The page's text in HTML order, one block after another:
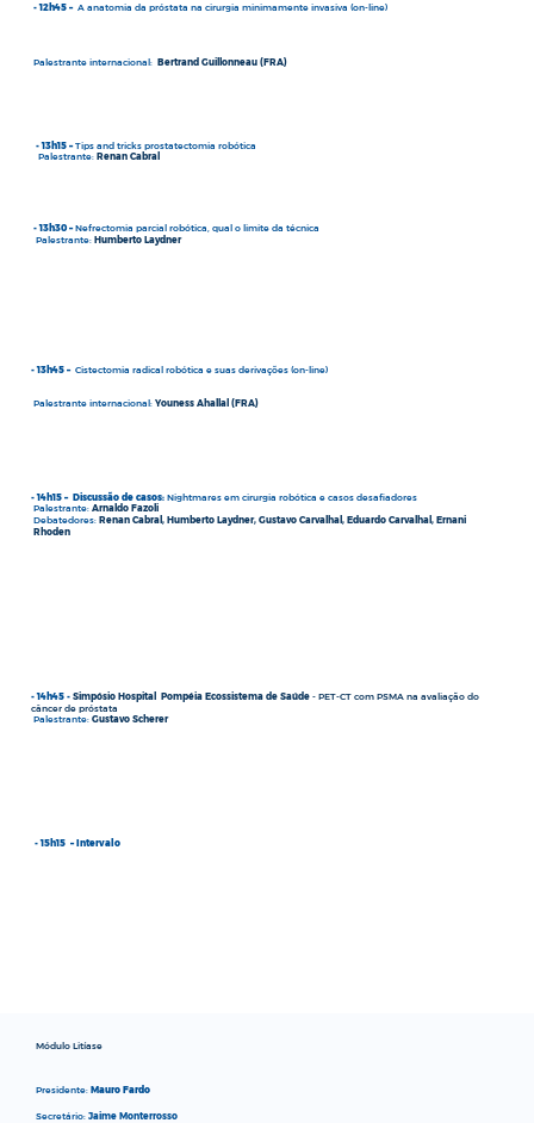
Palestrante internacional: Bertrand Guillonneau (FRA)
- 12h45 – A anatomia da próstata na cirurgia minimamente invasiva (on-line)
- 13h15 –Tips and tricks prostatectomia robótica
Palestrante: Renan Cabral
- 13h30 –Nefrectomia parcial robótica, qual o limite da técnica
Palestrante: Humberto Laydner
- 13h45 – Cistectomia radical robótica e suas derivações (on-line)
Palestrante internacional:Youness Ahallal (FRA)
- 14h15 – Discussão de casos:Nightmares em cirurgia robótica e casos desafiadores
Palestrante: Arnaldo Fazoli
Debatedores:Renan Cabral, Humberto Laydner, Gustavo Carvalhal, Eduardo Carvalhal, Ernani
Rhoden
- 14h45 -Simpósio Hospital Pompéia Ecossistema de Saúde - PET-CT com PSMA na avaliação do
câncer de próstata
Palestrante: Gustavo Scherer
- 15h15 – Intervalo
Módulo Litíase
Presidente:Mauro Fardo
Secretário: Jaime Monterrosso